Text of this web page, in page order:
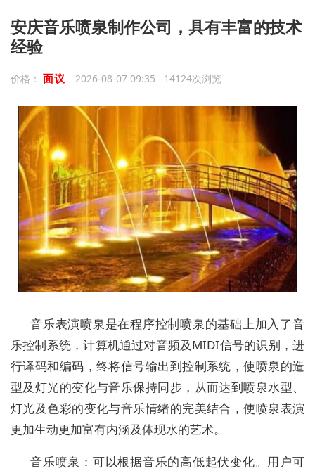
安庆音乐喷泉制作公司，具有丰富的技术
经验
价格： 面议 2026-08-07 09:35 14124次浏览
音乐表演喷泉是在程序控制喷泉的基础上加入了音
乐控制系统，计算机通过对音频及MIDI信号的识别，进
行译码和编码，终将信号输出到控制系统，使喷泉的造
型及灯光的变化与音乐保持同步，从而达到喷泉水型、
灯光及色彩的变化与音乐情绪的完美结合，使喷泉表演
更加生动更加富有内涵及体现水的艺术。
音乐喷泉：可以根据音乐的高低起伏变化。用户可